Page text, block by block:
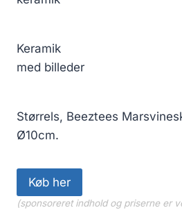
Keramik
med billeder
Størrels, Beeztees
Ø10cm.
Køb her
(sponsoreret indhold og priserne er